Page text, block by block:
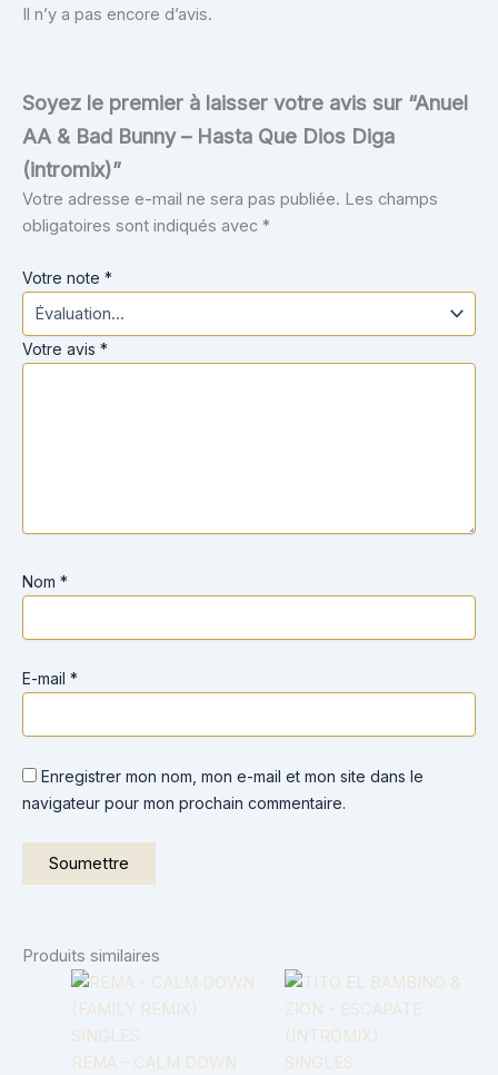
Il n’y a pas encore d’avis.
Soyez le premier à laisser votre avis sur “Anuel
AA & Bad Bunny – Hasta Que Dios Diga
(intromix)”
Votre adresse e-mail ne sera pas publiée. Les champs
obligatoires sont indiqués avec *
Votre note *
Votre avis *
Nom *
E-mail *
Enregistrer mon nom, mon e-mail et mon site dans le
navigateur pour mon prochain commentaire.
Produits similaires
SINGLES
REMA – CALM DOWN
SINGLES